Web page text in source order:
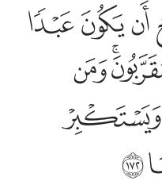
الملايكة المقربون ومن
وَلَا ٱلْمَلَـٰٓئِكَةُ ٱلْمُقَرَّبُونَ
ﲂﲃﲄ
ﲊ
ﲎ
ﲒ